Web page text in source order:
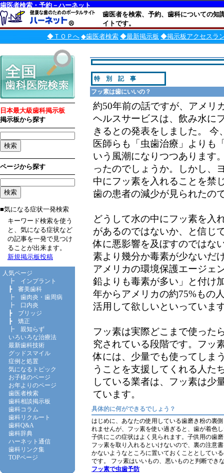
歯医者検索・予約－ハーネット
歯医者を検索、予約、歯科についての知
イトです。
◆ＴＯＰへ ◆歯医者検索 ◆最新掲示板 ◆掲示板アクセスラ
日本最大級歯科掲示板
掲示板から探す
ページから探す
■気になる症状一発検索
キーワード検索を使う
と、気になる症状など
の記事を一発で見つけ
ることが出来ます。
新規掲示板投稿
人気ページ
┣ インプラント
┣ 審美歯科
┣ 歯肉炎・歯周病
┣ 口内炎
┣ ブリッジ
┣ 矯正
┣ 親知らず
いろいろな治療法
最新歯科技術
グッドスマイル
症例と処置
気になるトピック
お子様のページ
お年よりのページ
歯医者検索
歯科相談掲示板
歯科コラム
歯科リクルート
歯科Q&A
歯科辞典
ハーネット通信
歯科リンク集
TOPページ
特 別 記 事
フッ素は歯にいいの？
約50年前の話ですが、アメリ
ヘルスサービスは、飲み水に
きるとの発表をしました。
医師らも「虫歯治療」よりも
いう風潮になりつつあります
ったのでしょうか。しかし、
中にフッ素を入れることを禁
歯の患者の減少が見られたの
どうして水の中にフッ素を入
があるのではないか、と信じ
体に悪影響を及ぼすのではな
素より幾分か毒素が少ないだ
アメリカの環境保護エージェ
鉛よりも毒素が多い」と付け
年からアメリカの約75%もの
活用して欲しいといっていま
フッ素は実際どこまで使った
究されている段階です。フッ
体には、少量でも使ってしま
うことを支援してくれる人た
している業者は、フッ素は少
ています。
具体的に何ができるでしょう？
はじめに、あなたの使用している歯磨き粉の裏
れませんが、フッ素を使い過ぎると、歯が着色
子供にこの症状はよく見られます。子供用の歯
フッ素を取り入れるといけないので、裏の注意
かないようなところに置いておくこととしてい
です。 フッ素はいいもの、悪いものと判断でき
フッ素で虫歯予防